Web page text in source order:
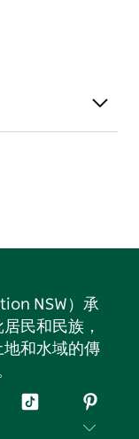
NSW）承
民和民族，
地和水域的傳
抖